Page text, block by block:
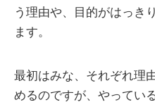
う理由や、目的がはっき
ます。
最初はみな、それぞれ理
めるのですが、やってい